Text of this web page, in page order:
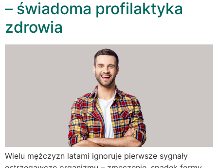
– świadoma profilaktyka
zdrowia
Wielu mężczyzn latami ignoruje pierwsze sygnały